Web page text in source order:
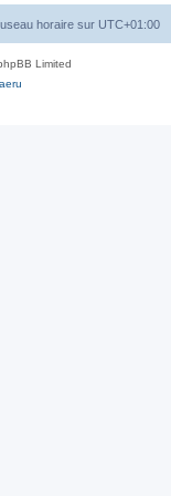
horaire sur UTC+01:00
Limited